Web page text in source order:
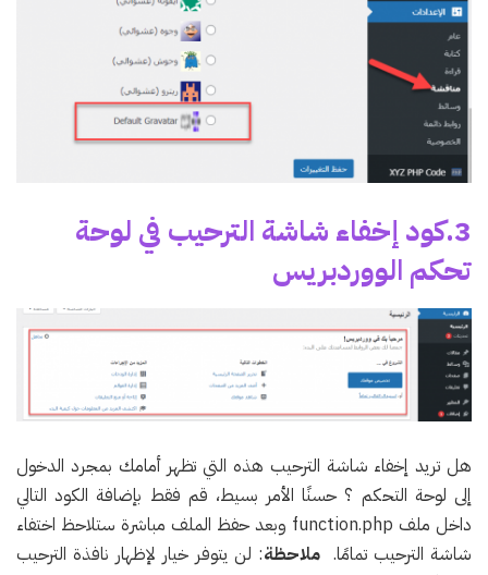
3.كود إخفاء شاشة الترحيب في لوحة
تحكم الووردبريس
هل تريد إخفاء شاشة الترحيب هذه التي تظهر أمامك بمجرد الدخول
إلى لوحة التحكم ؟ حسنًا الأمر بسيط، قم فقط بإضافة الكود التالي
داخل ملف function.php وبعد حفظ الملف مباشرة ستلاحظ اختفاء
شاشة الترحيب تمامًا. ملاحظة: لن يتوفر خيار لإظهار نافذة الترحيب